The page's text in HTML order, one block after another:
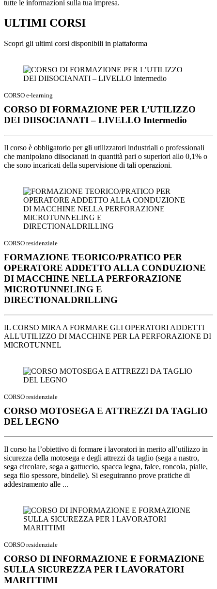
tutte le informazioni sulla tua impresa.
ULTIMI CORSI
Scopri gli ultimi corsi disponibili in piattaforma
CORSO e-learning
CORSO DI FORMAZIONE PER L’UTILIZZO
DEI DIISOCIANATI – LIVELLO Intermedio
Il corso è obbligatorio per gli utilizzatori industriali o professionali
che manipolano diisocianati in quantità pari o superiori allo 0,1% o
che sono incaricati della supervisione di tali operazioni.
CORSO residenziale
FORMAZIONE TEORICO/PRATICO PER
OPERATORE ADDETTO ALLA CONDUZIONE
DI MACCHINE NELLA PERFORAZIONE
MICROTUNNELING E
DIRECTIONALDRILLING
IL CORSO MIRA A FORMARE GLI OPERATORI ADDETTI
ALL'UTILIZZO DI MACCHINE PER LA PERFORAZIONE DI
MICROTUNNEL
CORSO residenziale
CORSO MOTOSEGA E ATTREZZI DA TAGLIO
DEL LEGNO
Il corso ha l’obiettivo di formare i lavoratori in merito all’utilizzo in
sicurezza della motosega e degli attrezzi da taglio (sega a nastro,
sega circolare, sega a gattuccio, spacca legna, falce, roncola, pialle,
sega filo spessore, bindelle). Si eseguiranno prove pratiche di
addestramento alle ...
CORSO residenziale
CORSO DI INFORMAZIONE E FORMAZIONE
SULLA SICUREZZA PER I LAVORATORI
MARITTIMI